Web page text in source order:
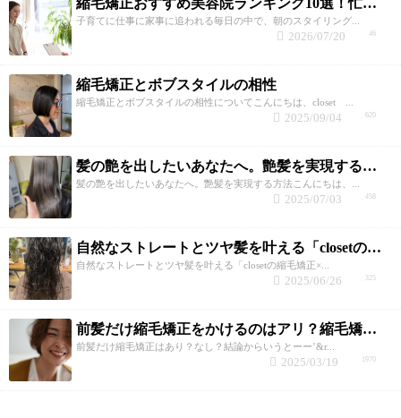
縮毛矯正おすすめ美容院ランキング10選！忙しい子育て世代が失敗しない選び方と髪質改善のコツ
子育てに仕事に家事に追われる毎日の中で、朝のスタイリング...
46
2026/07/20
縮毛矯正とボブスタイルの相性
縮毛矯正とボブスタイルの相性についてこんにちは、closet ...
620
2025/09/04
髪の艶を出したいあなたへ。艶髪を実現する方法
髪の艶を出したいあなたへ。艶髪を実現する方法こんにちは、...
458
2025/07/03
自然なストレートとツヤ髪を叶える「closetの縮毛矯正×トリートメント」
自然なストレートとツヤ髪を叶える「closetの縮毛矯正×...
325
2025/06/26
前髪だけ縮毛矯正をかけるのはアリ？縮毛矯正が得意なclosetが回答！
前髪だけ縮毛矯正はあり？なし？結論からいうとーー’&r...
1970
2025/03/19